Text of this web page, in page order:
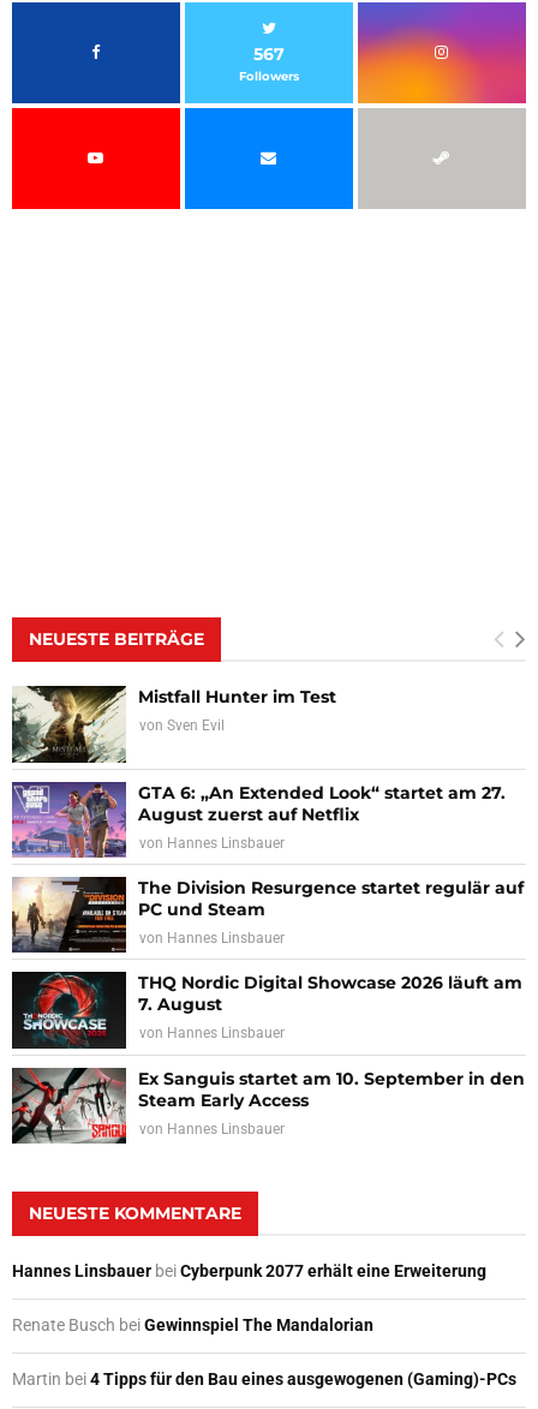
567
Followers
NEUESTE BEITRÄGE
Mistfall Hunter im Test
von Sven Evil
GTA 6: „An Extended Look“ startet am 27.
August zuerst auf Netflix
von Hannes Linsbauer
The Division Resurgence startet regulär auf
PC und Steam
von Hannes Linsbauer
THQ Nordic Digital Showcase 2026 läuft am
7. August
von Hannes Linsbauer
Ex Sanguis startet am 10. September in den
Steam Early Access
von Hannes Linsbauer
NEUESTE KOMMENTARE
Hannes Linsbauer beiCyberpunk 2077 erhält eine Erweiterung
Renate Busch beiGewinnspiel The Mandalorian
Martin bei4 Tipps für den Bau eines ausgewogenen (Gaming)-PCs